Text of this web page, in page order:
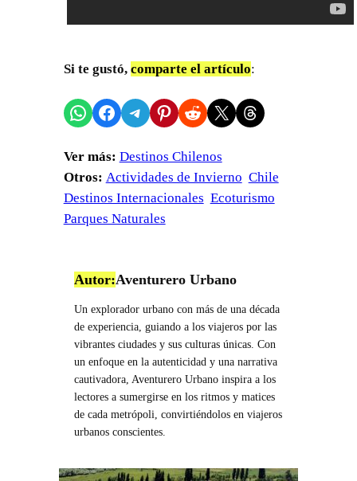
Si te gustó, comparte el artículo:
Compartir en WhatsApp
Compartir en Facebook
Compartir en Telegram
Compartir en Pinterest
Compartir en Reddit
Compartir en X Share on Threads
Ver más: Destinos Chilenos
Otros: Actividades de Invierno Chile
Destinos Internacionales Ecoturismo
Parques Naturales
Autor:Aventurero Urbano
Un explorador urbano con más de una década
de experiencia, guiando a los viajeros por las
vibrantes ciudades y sus culturas únicas. Con
un enfoque en la autenticidad y una narrativa
cautivadora, Aventurero Urbano inspira a los
lectores a sumergirse en los ritmos y matices
de cada metrópoli, convirtiéndolos en viajeros
urbanos conscientes.